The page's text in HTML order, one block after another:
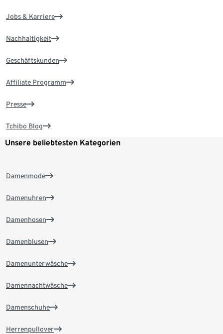
Jobs & Karriere
Nachhaltigkeit
Geschäftskunden
Affiliate Programm
Presse
Tchibo Blog
Unsere beliebtesten Kategorien
Damenmode
Damenuhren
Damenhosen
Damenblusen
Damenunterwäsche
Damennachtwäsche
Damenschuhe
Herrenpullover